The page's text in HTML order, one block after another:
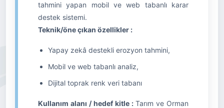
tahmini yapan mobil ve web tabanlı karar
destek sistemi.
Teknik/öne çıkan özellikler :
Yapay zekâ destekli erozyon tahmini,
Mobil ve web tabanlı analiz,
Dijital toprak renk veri tabanı
Kullanım alanı / hedef kitle : Tarım ve Orman